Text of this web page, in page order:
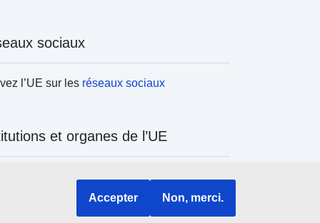
sociaux
l’UE sur les réseaux sociaux
et organes de l’UE
Accepter Non, merci.